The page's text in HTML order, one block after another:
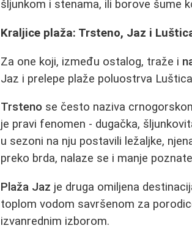
šljunkom i stenama, ili borove šume
Kraljice plaža: Trsteno, Jaz i
Za one koji, između ostalog, traže i
Jaz i prelepe plaže poluostrva
Trsteno se često naziva
je pravi fenomen - dugačka,
u sezoni na nju postavili ležaljke,
preko brda, nalaze se i manje
Plaža Jaz je druga omiljena
toplom vodom savršenom za
izvanrednim izborom.